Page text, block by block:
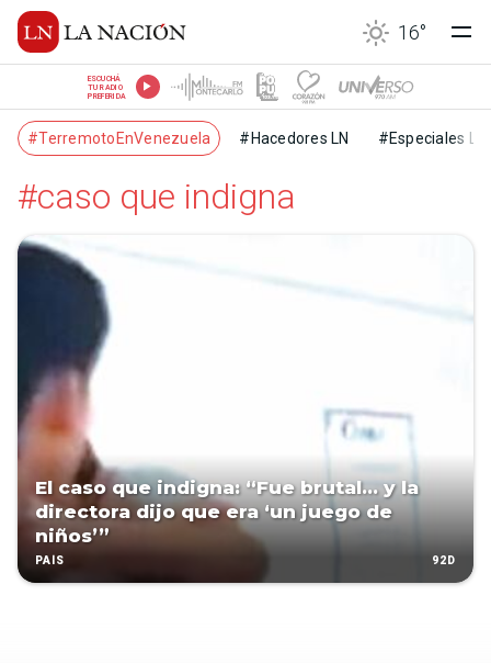
16°
ESCUCHÁ
TU RADIO
PREFERIDA
#TerremotoEnVenezuela #Hacedores LN #Especiales LN
#caso que indigna
El caso que indigna: “Fue brutal… y la
directora dijo que era ‘un juego de
niños’”
PAÍS 92D